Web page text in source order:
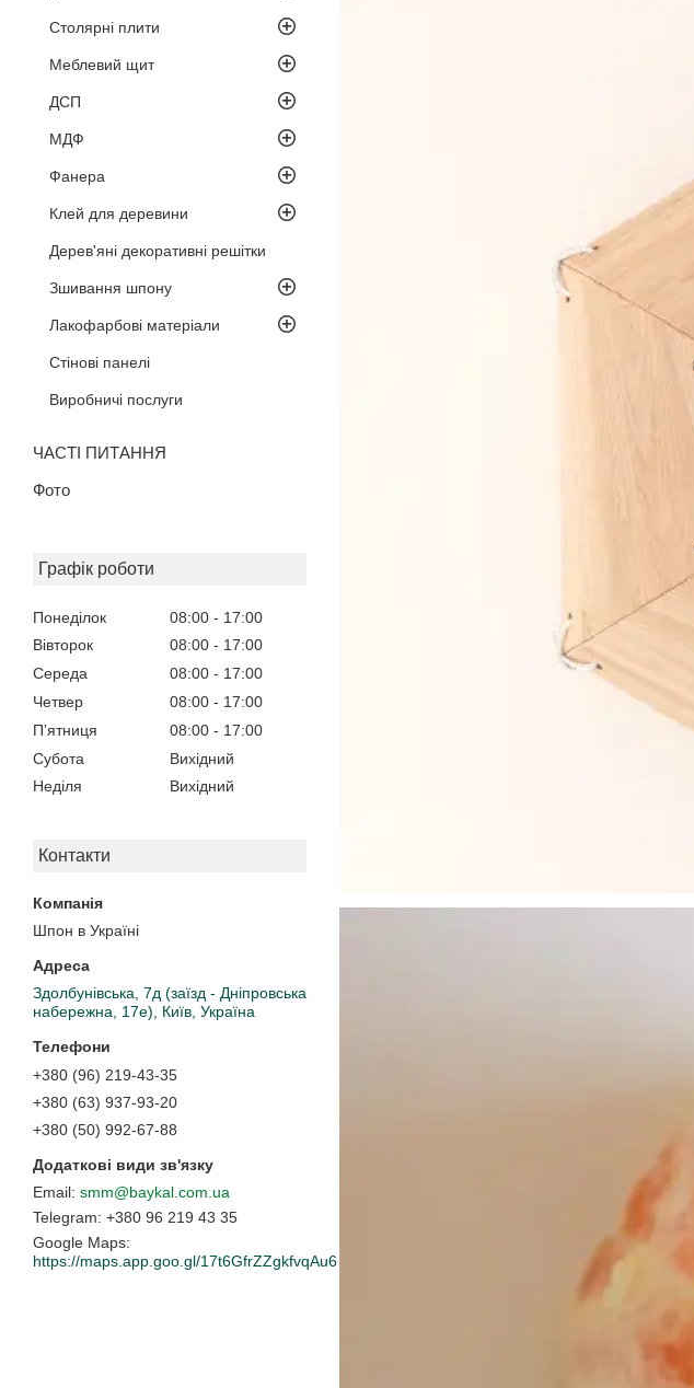
Столярні плити
Меблевий щит
ДСП
МДФ
Фанера
Клей для деревини
Дерев'яні декоративні решітки
Зшивання шпону
Лакофарбові матеріали
Стінові панелі
Виробничі послуги
ЧАСТІ ПИТАННЯ
Фото
Графік роботи
Понеділок 08:00
17:00
Вівторок
08:00
17:00
Середа
08:00
17:00
Четвер
08:00
17:00
Пʼятниця
08:00
17:00
Субота
Вихідний
Неділя
Вихідний
Контакти
Шпон в Україні
Здолбунівська, 7д (заїзд - Дніпровська
набережна, 17е), Київ, Україна
+380 (96) 219-43-35
+380 (63) 937-93-20
+380 (50) 992-67-88
smm@baykal.com.ua
+380 96 219 43 35
Google Maps
https://maps.app.goo.gl/17t6GfrZZgkfvqAu6